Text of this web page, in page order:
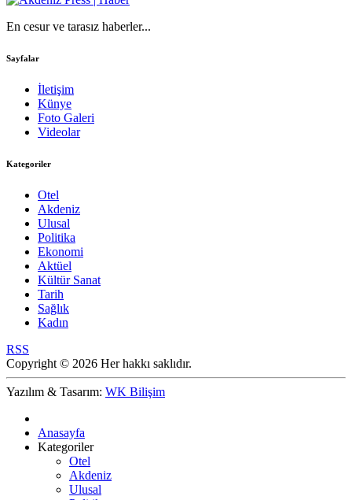
En cesur ve tarasız haberler...
Sayfalar
İletişim
Künye
Foto Galeri
Videolar
Kategoriler
Otel
Akdeniz
Ulusal
Politika
Ekonomi
Aktüel
Kültür Sanat
Tarih
Sağlık
Kadın
RSS
Copyright © 2026 Her hakkı saklıdır.
Yazılım & Tasarım: WK Bilişim
Anasayfa
Kategoriler
Otel
Akdeniz
Ulusal